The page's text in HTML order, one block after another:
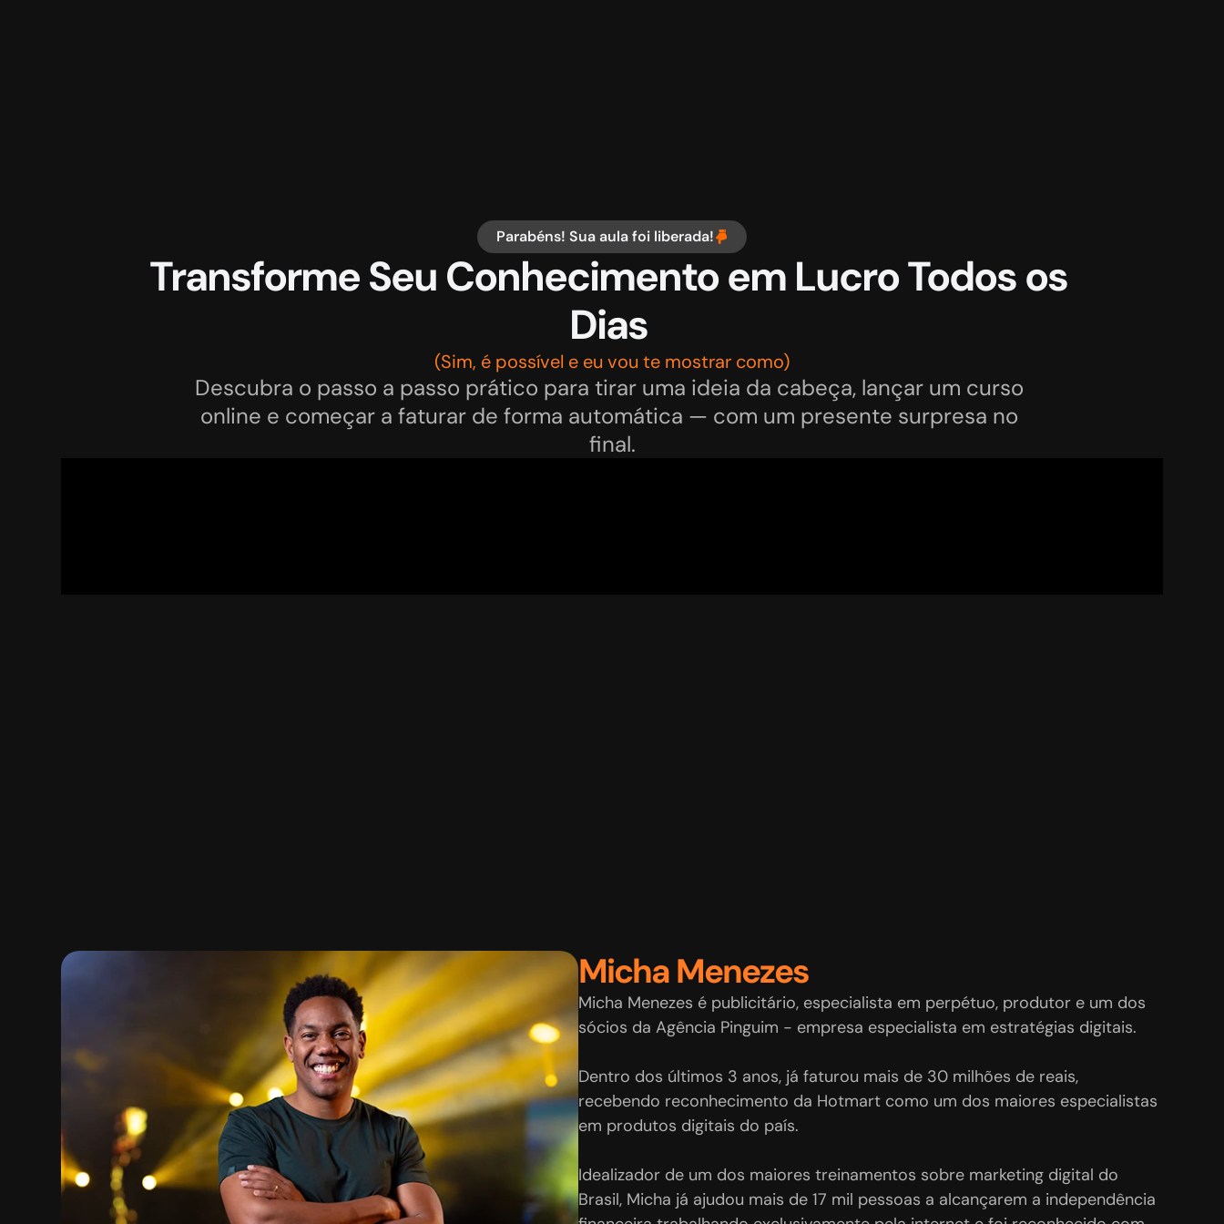
Parabéns! Sua aula foi liberada!
Transforme Seu Conhecimento em Lucro Todos os
Dias
(Sim, é possível e eu vou te mostrar como)
Descubra o passo a passo prático para tirar uma ideia da cabeça, lançar um curso
online e começar a faturar de forma automática — com um presente surpresa no
final.
Micha Menezes
Micha Menezes é publicitário, especialista em perpétuo, produtor e um dos
sócios da Agência Pinguim - empresa especialista em estratégias digitais.
Dentro dos últimos 3 anos, já faturou mais de 30 milhões de reais,
recebendo reconhecimento da Hotmart como um dos maiores especialistas
em produtos digitais do país.
Idealizador de um dos maiores treinamentos sobre marketing digital do
Brasil, Micha já ajudou mais de 17 mil pessoas a alcançarem a independência